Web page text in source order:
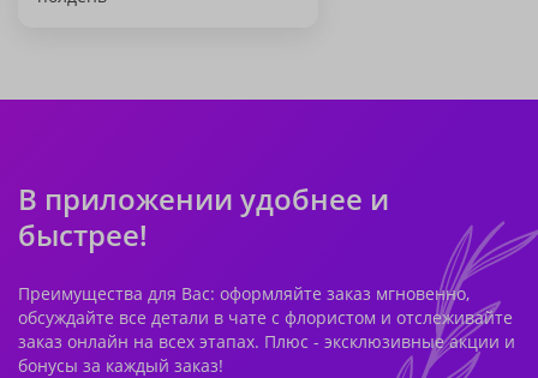
В приложении удобнее и
быстрее!
Преимущества для Вас: оформляйте заказ мгновенно,
обсуждайте все детали в чате с флористом и отслеживайте
заказ онлайн на всех этапах. Плюс - эксклюзивные акции и
бонусы за каждый заказ!